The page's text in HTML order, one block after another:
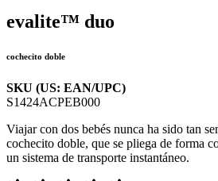
evalite™ duo
cochecito doble
SKU (US: EAN/UPC)
S1424ACPEB000
Viajar con dos bebés nunca ha sido tan
cochecito doble, que se pliega de forma
un sistema de transporte instantáneo.